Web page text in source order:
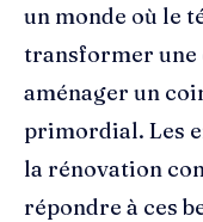
un monde où le
transformer une
aménager un
primordial. Les
la rénovation
répondre à ces